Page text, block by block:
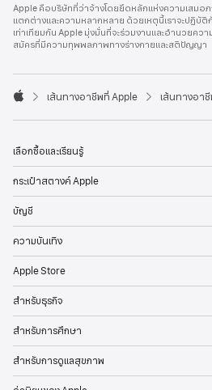
p
p
l
e
o
t
r
Apple คือบริษัทที่ว่าจ้างโดยยึดหลักแห่งความเสมอ
แตกต่างและความหลากหลาย ด้วยเหตุนี้เราจะปฏิบั
เท่าเทียมกัน Apple มุ่งมั่นที่จะร่วมงานและอำนวยคว
สมัครที่มีความทุพพลภาพทางร่างกายและสติปัญญา

p
l
เส้นทางอาชีพที่ Apple เส้นทางอา
เลือกซื้อและเรียนรู้
กระเป๋าสตางค์ Apple
บัญชี
ความบันเทิง
Apple Store
สำหรับธุรกิจ
สำหรับการศึกษา
สำหรับการดูแลสุขภาพ